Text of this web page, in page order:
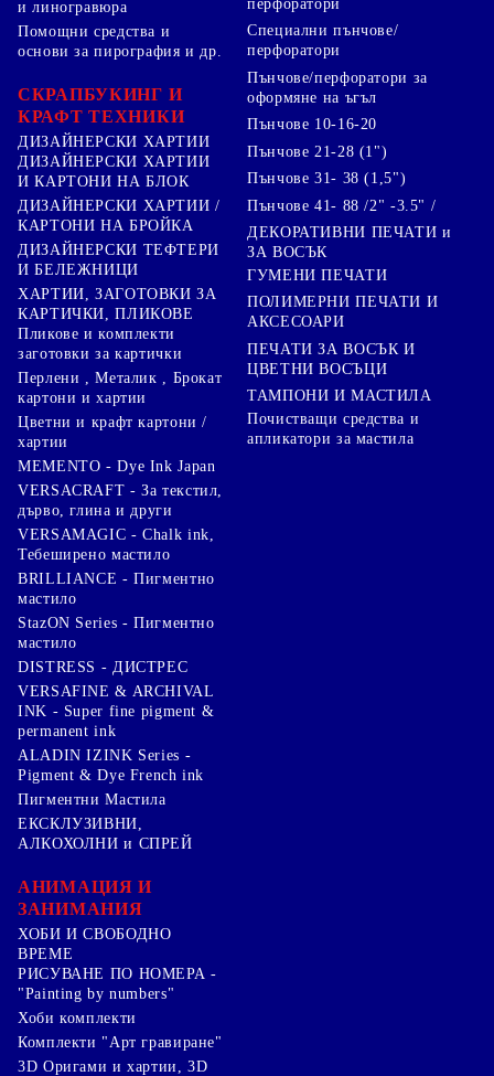
и линогравюра
Помощни средства и
основи за пирография и др.
СКРАПБУКИНГ И
КРАФТ ТЕХНИКИ
ДИЗАЙНЕРСКИ ХАРТИИ
ДИЗАЙНЕРСКИ ХАРТИИ
И КАРТОНИ НА БЛОК
ДИЗАЙНЕРСКИ ХАРТИИ /
КАРТОНИ НА БРОЙКА
ДИЗАЙНЕРСКИ ТЕФТЕРИ
И БЕЛЕЖНИЦИ
ХАРТИИ, ЗАГОТОВКИ ЗА
КАРТИЧКИ, ПЛИКОВЕ
Пликове и комплекти
заготовки за картички
Перлени , Металик , Брокат
картони и хартии
Цветни и крафт картони /
хартии
перфоратори
Специални пънчове/
перфоратори
Пънчове/перфоратори за
оформяне на ъгъл
Пънчове 10-16-20
Пънчове 21-28 (1")
Пънчове 31- 38 (1,5")
Пънчове 41- 88 /2" -3.5" /
ДЕКОРАТИВНИ ПЕЧАТИ и
ЗА ВОСЪК
ГУМЕНИ ПЕЧАТИ
ПОЛИМЕРНИ ПЕЧАТИ И
АКСЕСОАРИ
ПЕЧАТИ ЗА ВОСЪК И
ЦВЕТНИ ВОСЪЦИ
ТАМПОНИ И МАСТИЛА
Почистващи средства и
апликатори за мастила
MEMENTO - Dye Ink Japan
VERSACRAFT - За текстил,
дърво, глина и други
VERSAMAGIC - Chalk ink,
Тебеширено мастило
BRILLIANCE - Пигментно
мастило
StazON Series - Пигментно
мастило
DISTRESS - ДИСТРЕС
VERSAFINE & ARCHIVAL
INK - Super fine pigment &
permanent ink
ALADIN IZINK Series -
Pigment & Dye French ink
Пигментни Мастила
ЕКСКЛУЗИВНИ,
АЛКОХОЛНИ и СПРЕЙ
АНИМАЦИЯ И
ЗАНИМАНИЯ
ХОБИ И СВОБОДНО
ВРЕМЕ
РИСУВАНЕ ПО НОМЕРА -
"Painting by numbers"
Хоби комплекти
Комплекти "Арт гравиране"
3D Оригами и хартии, 3D